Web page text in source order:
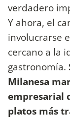
verdadero
Y ahora, el
involucrarse
cercano a la
gastronomía.
Milanesa
empresarial
platos más